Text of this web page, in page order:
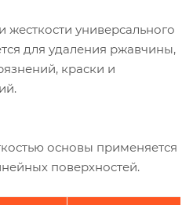
жесткости универсального
для удаления ржавчины,
краски и
основы применяется
поверхностей.